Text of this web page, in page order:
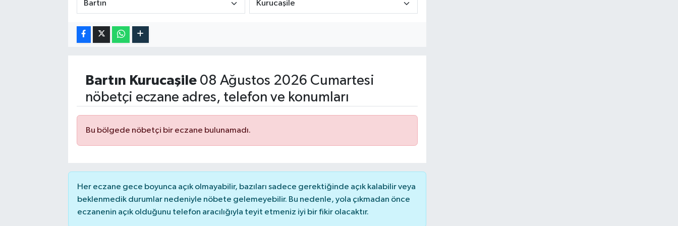
Bartın Kurucaşile08 Ağustos 2026 Cumartesi
nöbetçi eczane adres, telefon ve konumları
Bu bölgede nöbetçi bir eczane bulunamadı.
Her eczane gece boyunca açık olmayabilir, bazıları sadece gerektiğinde açık kalabilir veya
beklenmedik durumlar nedeniyle nöbete gelemeyebilir. Bu nedenle, yola çıkmadan önce
eczanenin açık olduğunu telefon aracılığıyla teyit etmeniz iyi bir fikir olacaktır.